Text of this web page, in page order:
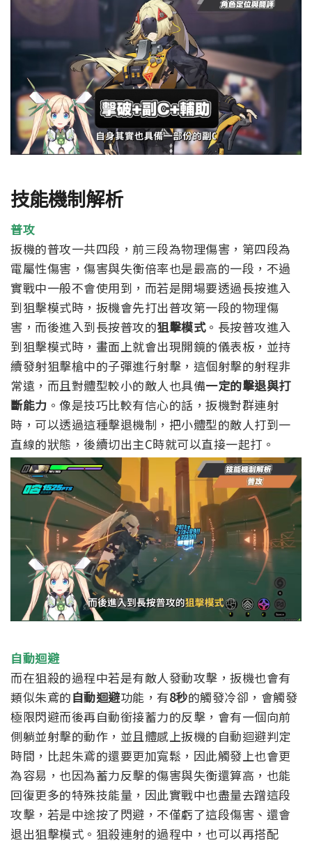
技能機制解析
普攻
扳機的普攻一共四段，前三段為物理傷害，第四段為
電屬性傷害，傷害與失衡倍率也是最高的一段，不過
實戰中一般不會使用到， 而若是開場要透過長按進入
到狙擊模式時，扳機會先打出普攻第一段的物理傷
害，而後進入到長按普攻的狙擊模式。 長按普攻進入
到狙擊模式時，畫面上就會出現開鏡的儀表板，並持
續發射狙擊槍中的子彈進行射擊，這個射擊的射程非
常遠， 而且對體型較小的敵人也具備一定的擊退與打
斷能力 。像是技巧比較有信心的話，扳機對群連射
時，可以透過這種擊退機制，把小體型的敵人打到一
直線的狀態，後續切出主C時就可以直接一起打。
自動迴避
而在狙殺的過程中若是有敵人發動攻擊，扳機也會有
類似朱鳶的自動迴避功能，有8秒的觸發冷卻，會觸發
極限閃避而後再自動銜接蓄力的反擊，會有一個向前
側躺並射擊的動作，並且體感上扳機的自動迴避判定
時間，比起朱鳶的還要更加寬鬆，因此觸發上也會更
為容易，也因為蓄力反擊的傷害與失衡還算高，也能
回復更多的特殊技能量，因此實戰中也盡量去蹭這段
攻擊，若是中途按了閃避，不僅虧了這段傷害、還會
退出狙擊模式。 狙殺連射的過程中，也可以再搭配